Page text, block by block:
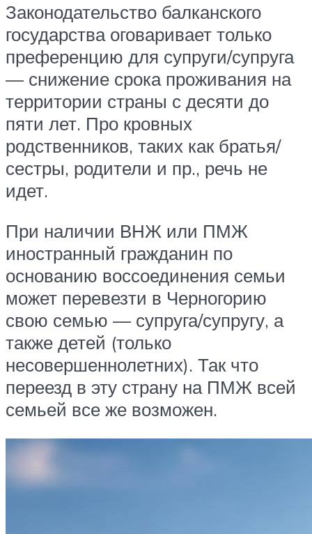
Законодательство балканского
государства оговаривает только
преференцию для супруги/супруга
— снижение срока проживания на
территории страны с десяти до
пяти лет. Про кровных
родственников, таких как братья/
сестры, родители и пр., речь не
идет.
При наличии ВНЖ или ПМЖ
иностранный гражданин по
основанию воссоединения семьи
может перевезти в Черногорию
свою семью — супруга/супругу, а
также детей (только
несовершеннолетних). Так что
переезд в эту страну на ПМЖ всей
семьей все же возможен.